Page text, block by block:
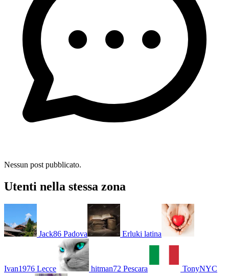
Nessun post pubblicato.
Utenti nella stessa zona
Jack86 Padova Erluki latina
Ivan1976 Lecce hitman72 Pescara TonyNYC